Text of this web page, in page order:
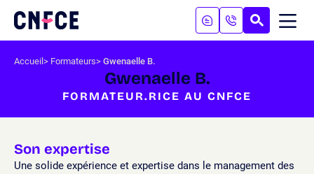
contenu
à
recherche
Logo
site
Accueil Formateurs Gwenaelle B.
Gwenaelle B.
FORMATEUR.RICE AU CNFCE
Son expertise
Une solide expérience et expertise dans le management des